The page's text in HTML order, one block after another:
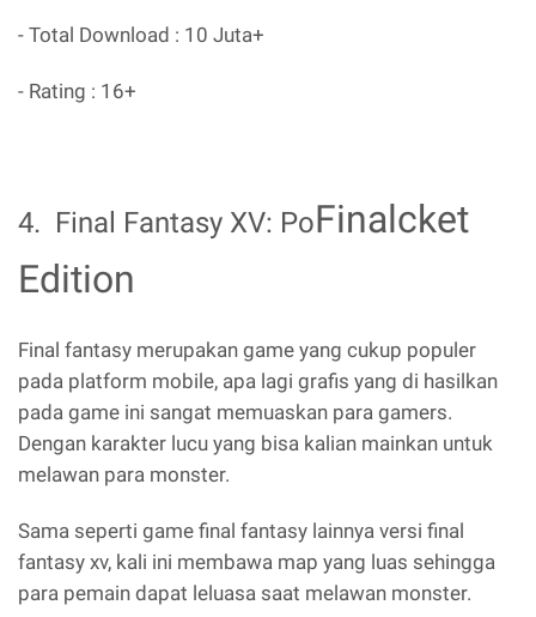
- Total Download : 10 Juta+
- Rating : 16+
4. Final Fantasy XV: PoFinalcket
Edition
Final fantasy merupakan game yang cukup populer
pada platform mobile, apa lagi grafis yang di hasilkan
pada game ini sangat memuaskan para gamers.
Dengan karakter lucu yang bisa kalian mainkan untuk
melawan para monster.
Sama seperti game final fantasy lainnya versi final
fantasy xv, kali ini membawa map yang luas sehingga
para pemain dapat leluasa saat melawan monster.